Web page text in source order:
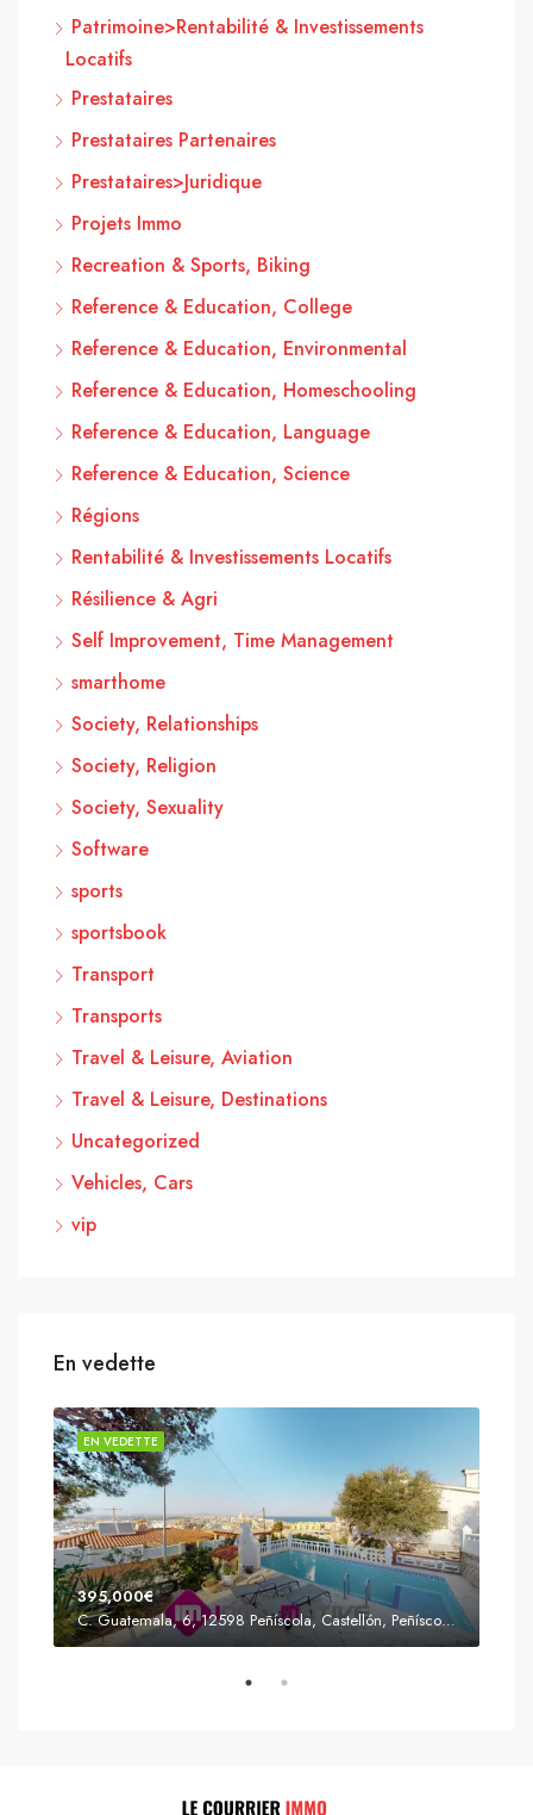
Patrimoine>Rentabilité & Investissements
Locatifs
Prestataires
Prestataires Partenaires
Prestataires>Juridique
Projets Immo
Recreation & Sports, Biking
Reference & Education, College
Reference & Education, Environmental
Reference & Education, Homeschooling
Reference & Education, Language
Reference & Education, Science
Régions
Rentabilité & Investissements Locatifs
Résilience & Agri
Self Improvement, Time Management
smarthome
Society, Relationships
Society, Religion
Society, Sexuality
Software
sports
sportsbook
Transport
Transports
Travel & Leisure, Aviation
Travel & Leisure, Destinations
Uncategorized
Vehicles, Cars
vip
En vedette
EN VEDETTE
395,000€
C. Guatemala, 6, 12598 Peñíscola, Castellón, Peñíscola, Communauté valencienne